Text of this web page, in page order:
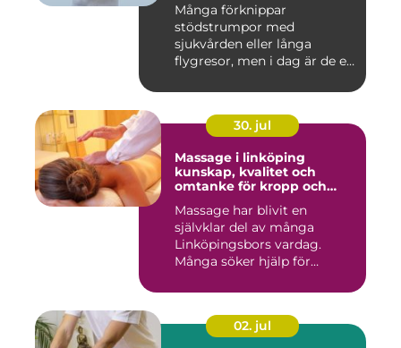
Många förknippar
stödstrumpor med
sjukvården eller långa
flygresor, men i dag är de ett
30. jul
Massage i linköping
kunskap, kvalitet och
omtanke för kropp och
Massage har blivit en
självklar del av många
Linköpingsbors vardag.
Många söker hjälp för
02. jul